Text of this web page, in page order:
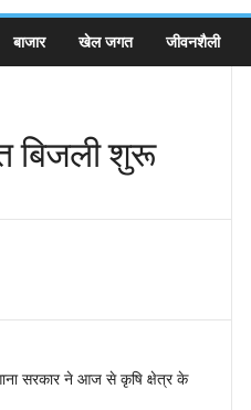
बाजार खेल जगत जीवनशैली
बिजली शुरू
सरकार ने आज से कृषि क्षेत्र के